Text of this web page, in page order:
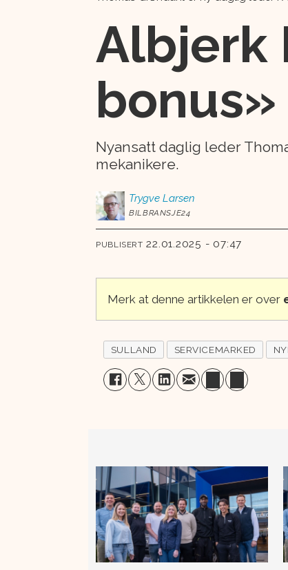
Albjerk
Nyansatt daglig leder
mekanikere.
Trygve Larsen
BILBRANSJE24
PUBLISERT 22.01.2025 - 07:47
Merk at denne artikkelen er over
SULLAND SERVICEMARKED